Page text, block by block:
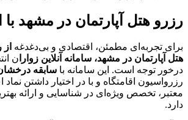
رزرو هتل آپارتمان در مشهد
برای تجربه‌ای مطمئن، اقتصادی و بی‌دغدغه
هتل آپارتمان در مشهد، سامانه آنلاین زوارا ن
درخور توجه است. این سامانه با سابقه درخشان ۱۰
رزرواسیون اقامتگاه و با در اختیار داشتن نماد
معتبر، تخصص ویژه‌ای در شناسایی و ارائه
دارد.